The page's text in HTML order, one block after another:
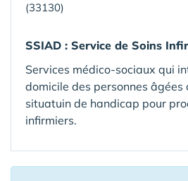
(33130)
SSIAD : Service de Soins
Services médico-sociaux qui
domicile des personnes âgées
situatuin de handicap pour
infirmiers.